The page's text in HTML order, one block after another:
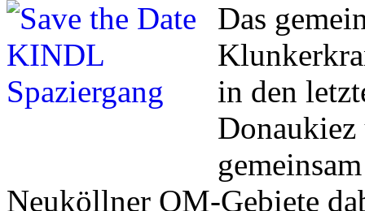
Das
in den
Neuköllner QM-Gebiete